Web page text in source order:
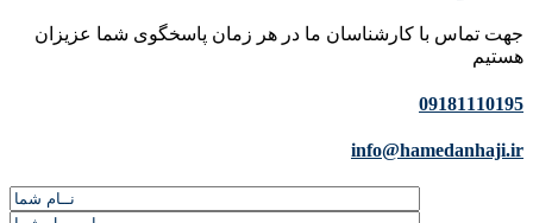
جهت تماس با کارشناسان ما در هر زمان پاسخگوی شما عزیزان
هستیم
09181110195
info@hamedanhaji.ir